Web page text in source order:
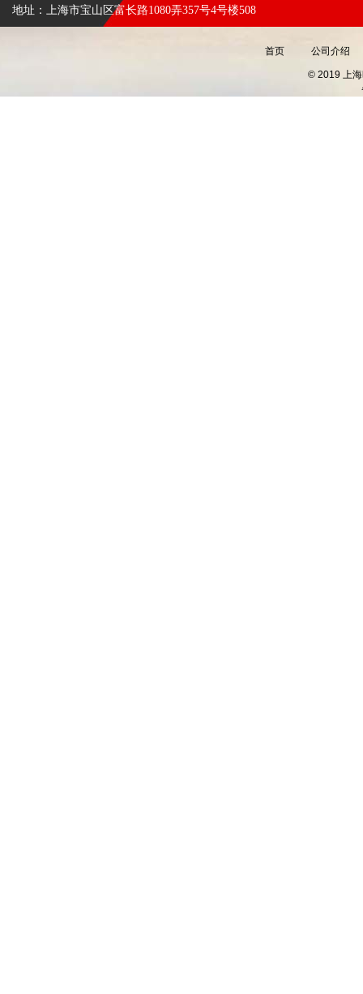
地址：上海市宝山区富长路1080弄357号4号楼508
首页 公司介绍
© 2019 上